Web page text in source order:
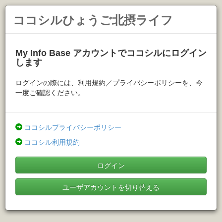
ココシルひょうご北摂ライフ
My Info Base アカウントでココシルにログイン
します
ログインの際には、利用規約／プライバシーポリシーを、今
一度ご確認ください。
ココシルプライバシーポリシー
ココシル利用規約
ログイン
ユーザアカウントを切り替える